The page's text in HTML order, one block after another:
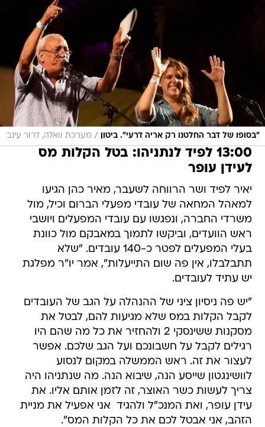
"בסופו של דבר החלטנו רק אריה דרעי". ביטון / מערכת וואלה, דרור עינב
13:00 לפיד לנתניהו: בטל הקלות מס
לעידן עופר
יאיר לפיד ושר הרווחה לשעבר, מאיר כהן הגיעו
למאהל המחאה של עובדי מפעלי הברום וכיל, מול
משרדי החברה, ונפגשו עם עובדי המפעלים ויושבי
ראש הוועדים, וביקשו לתמוך במאבקם מול כוונת
בעלי המפעלים לפטר כ-140 עובדים. "שלא
תתבלבלו, אין פה שום התייעלות", אמר יו"ר מפלגת
יש עתיד לעובדים.
"יש פה ניסיון ציני של ההנהלה על הגב של העובדים
לקבל הקלות במס שלא מגיעות להם, לבטל את
מסקנות ששינסקי 2 ולהחזיר את כל מה שהם היו
רגילים לקבל על חשבונכם ועל הגב שלכם. אפשר
לעצור את זה. ראש הממשלה במקום לנסוע
לוושינגטון שייסע הנה, שיבוא הנה. מה שנתניהו היה
צריך לעשות כשר האוצר, זה לזמן אותם אליו. את
עידן עופר, ואת המנכ"ל ולהגיד  אני אפעיל את מניית
הזהב, אני אבטל לכם את כל הקלות המס".